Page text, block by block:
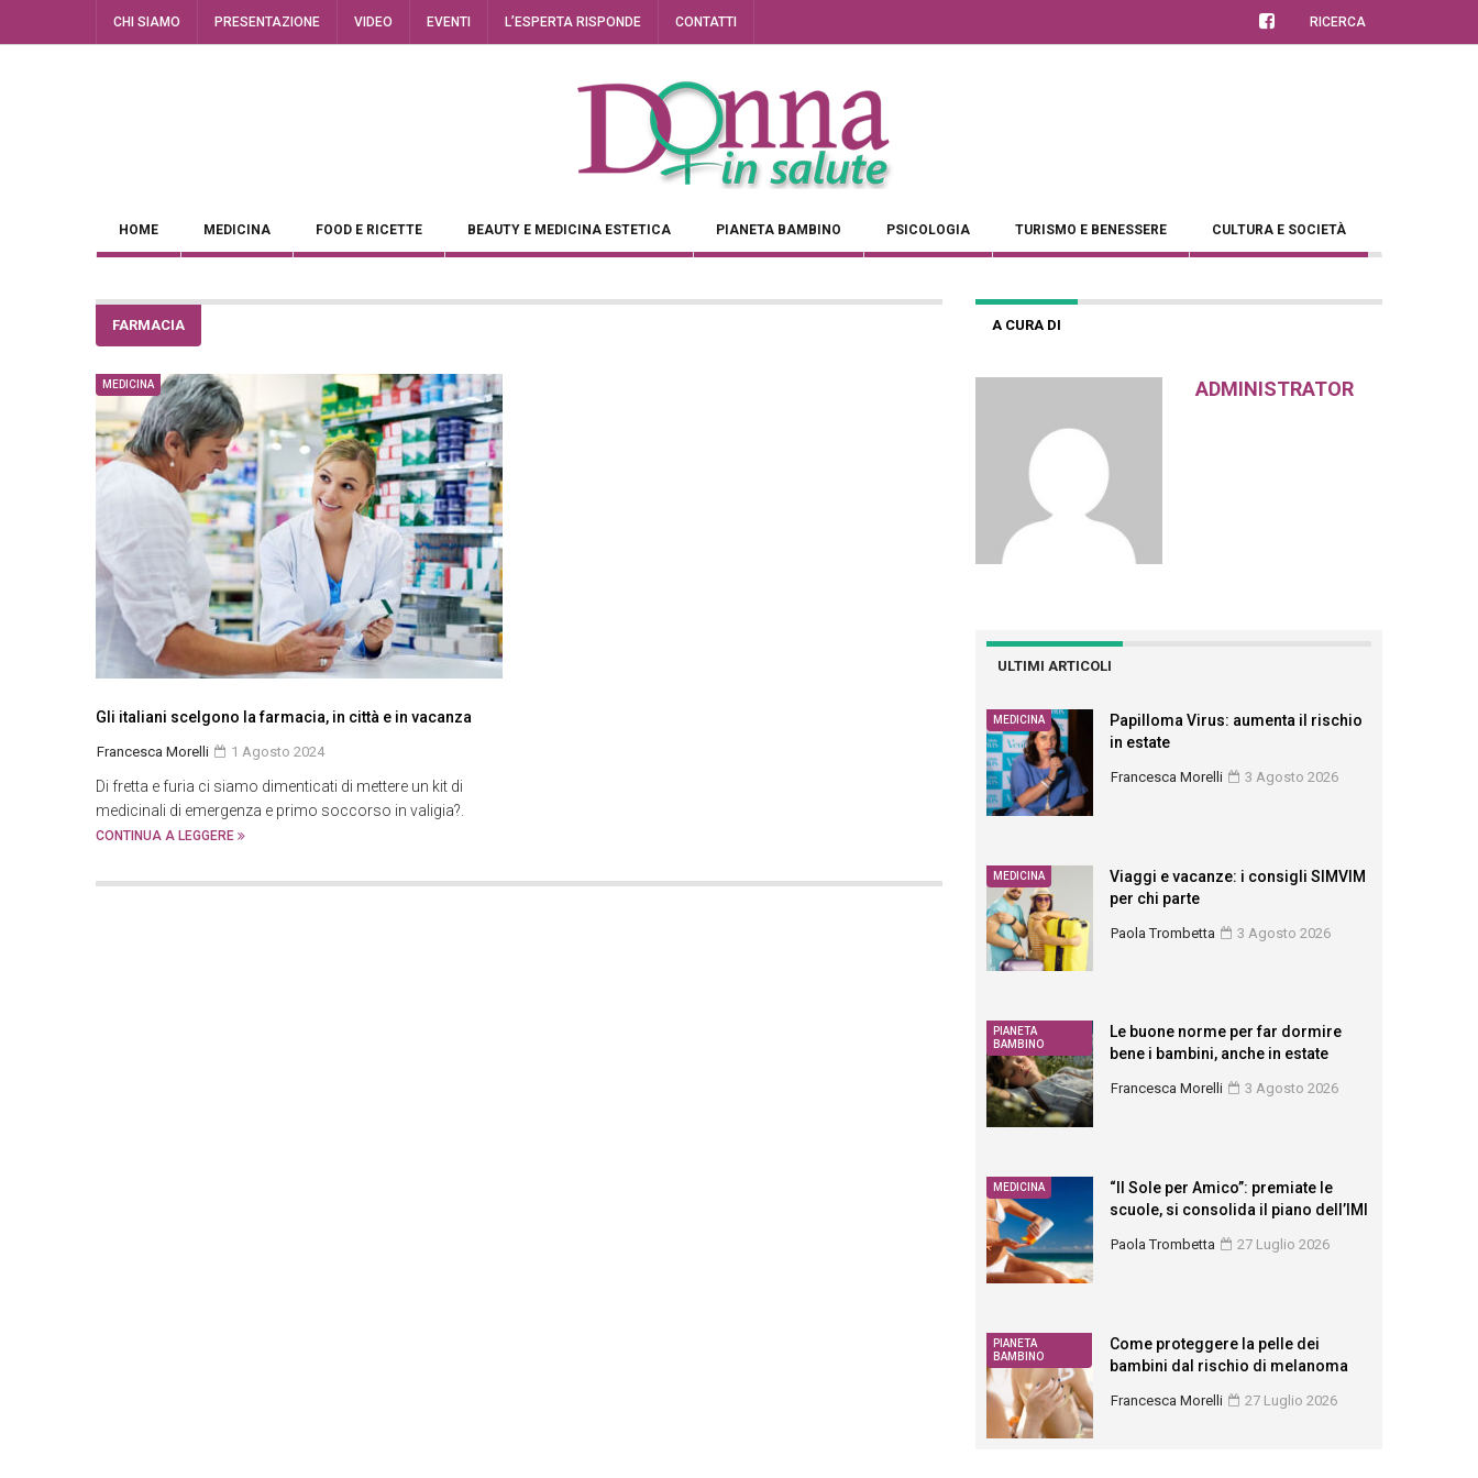
CHI SIAMO PRESENTAZIONE VIDEO EVENTI L’ESPERTA RISPONDE CONTATTI RICERCA
HOME MEDICINA FOOD E RICETTE BEAUTY E MEDICINA ESTETICA PIANETA BAMBINO PSICOLOGIA TURISMO E BENESSERE CULTURA E SOCIETÀ
FARMACIA
MEDICINA
Gli italiani scelgono la farmacia, in città e in vacanza
Francesca Morelli 1 Agosto 2024
Di fretta e furia ci siamo dimenticati di mettere un kit di
medicinali di emergenza e primo soccorso in valigia?.
CONTINUA A LEGGERE
A CURA DI
ADMINISTRATOR
ULTIMI ARTICOLI
MEDICINA
Papilloma Virus: aumenta il rischio
in estate
Francesca Morelli 3 Agosto 2026
MEDICINA
Viaggi e vacanze: i consigli SIMVIM
per chi parte
Paola Trombetta 3 Agosto 2026
PIANETA
BAMBINO
Le buone norme per far dormire
bene i bambini, anche in estate
Francesca Morelli 3 Agosto 2026
MEDICINA
“Il Sole per Amico”: premiate le
scuole, si consolida il piano dell’IMI
Paola Trombetta 27 Luglio 2026
PIANETA
BAMBINO
Come proteggere la pelle dei
bambini dal rischio di melanoma
Francesca Morelli 27 Luglio 2026